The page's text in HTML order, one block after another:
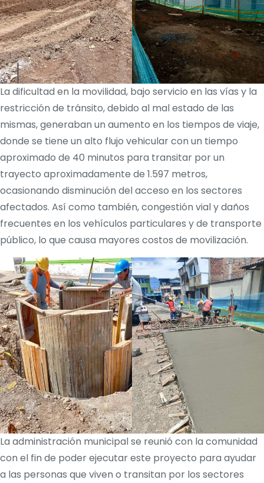
La dificultad en la movilidad, bajo servicio en las vías y la
restricción de tránsito, debido al mal estado de las
mismas, generaban un aumento en los tiempos de viaje,
donde se tiene un alto flujo vehicular con un tiempo
aproximado de 40 minutos para transitar por un
trayecto aproximadamente de 1.597 metros,
ocasionando disminución del acceso en los sectores
afectados. Así como también, congestión vial y daños
frecuentes en los vehículos particulares y de transporte
público, lo que causa mayores costos de movilización.
La administración municipal se reunió con la comunidad
con el fin de poder ejecutar este proyecto para ayudar
a las personas que viven o transitan por los sectores